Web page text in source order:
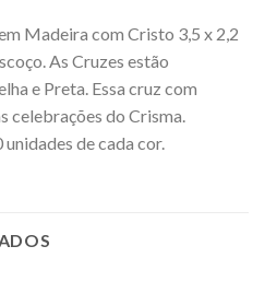
Madeira com Cristo 3,5 x 2,2
As Cruzes estão
e Preta. Essa cruz com
celebrações do Crisma.
de cada cor.